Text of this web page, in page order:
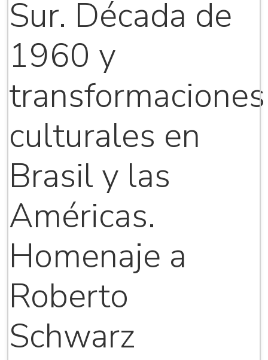
Sur. Década de
1960 y
transformaciones
culturales en
Brasil y las
Américas.
Homenaje a
Roberto
Schwarz